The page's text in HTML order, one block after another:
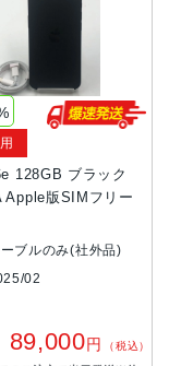
128GB ブラック
Apple版SIMフリー
ブルのみ(社外品)
02
89,000円 （税込）